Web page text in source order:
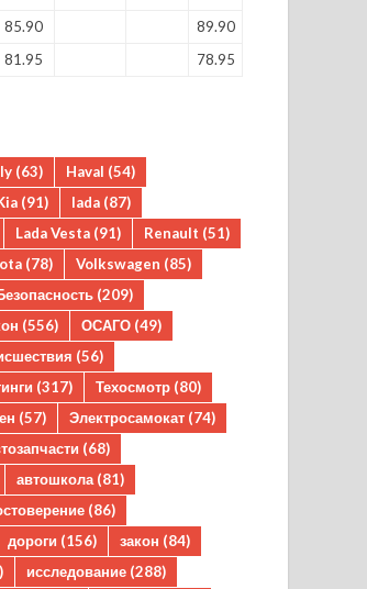
85.90
89.90
81.95 78.95
(63) Haval (54)
(91) lada (87)
Lada Vesta (91) Renault (51)
(78) Volkswagen (85)
(209)
(556) ОСАГО (49)
(56)
(317) Техосмотр (80)
(57) Электросамокат (74)
(68)
автошкола (81)
(86)
дороги (156) закон (84)
исследование (288)